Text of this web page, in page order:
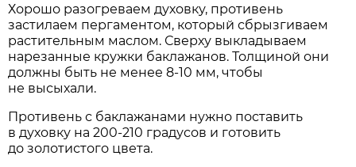
Хорошо разогреваем духовку, противень
застилаем пергаментом, который сбрызгиваем
растительным маслом. Сверху выкладываем
нарезанные кружки баклажанов. Толщиной они
должны быть не менее 8-10 мм, чтобы
не высыхали.
Противень с баклажанами нужно поставить
в духовку на 200-210 градусов и готовить
до золотистого цвета.